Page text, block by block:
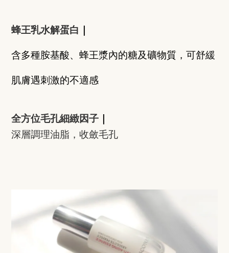
蜂王乳水解蛋白
含多種胺基酸、蜂王漿內的糖及礦物質，可舒緩
肌膚遇刺激的不適感
全方位毛孔細緻因子
深層調理油脂，收斂毛孔